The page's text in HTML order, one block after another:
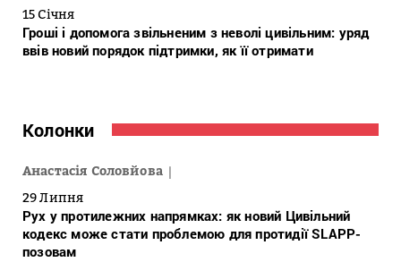
15 Січня
Гроші і допомога звільненим з неволі цивільним: уряд
ввів новий порядок підтримки, як її отримати
Колонки
Анастасія Соловйова
29 Липня
Рух у протилежних напрямках: як новий Цивільний
кодекс може стати проблемою для протидії SLAPP-
позовам